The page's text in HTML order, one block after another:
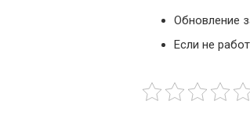
Обновление
Если не